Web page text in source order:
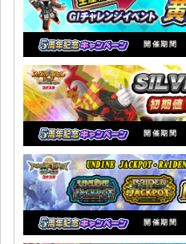
開催期間
開催期間
開催期間